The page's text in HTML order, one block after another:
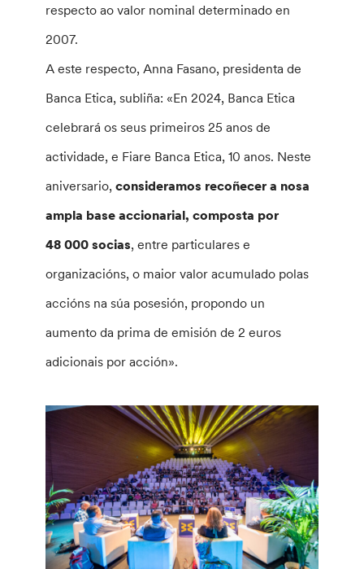
respecto ao valor nominal determinado en
2007.
A este respecto, Anna Fasano, presidenta de
Banca Etica, subliña: «En 2024, Banca Etica
celebrará os seus primeiros 25 anos de
actividade, e Fiare Banca Etica, 10 anos. Neste
aniversario,consideramos recoñecer a nosa
ampla base accionarial, composta por
48 000 socias, entre particulares e
organizacións, o maior valor acumulado polas
accións na súa posesión, propondo un
aumento da prima de emisión de 2 euros
adicionais por acción».